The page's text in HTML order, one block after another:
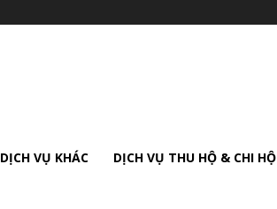
DỊCH VỤ KHÁC DỊCH VỤ THU HỘ & CHI HỘ